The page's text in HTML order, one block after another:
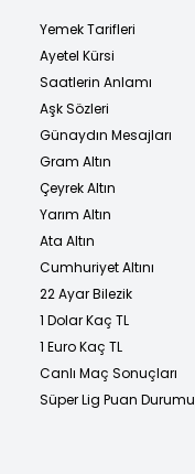
Yemek Tarifleri
Ayetel Kürsi
Saatlerin Anlamı
Aşk Sözleri
Günaydın Mesajları
Gram Altın
Çeyrek Altın
Yarım Altın
Ata Altın
Cumhuriyet Altını
22 Ayar Bilezik
1 Dolar Kaç TL
1 Euro Kaç TL
Canlı Maç Sonuçları
Süper Lig Puan Durumu